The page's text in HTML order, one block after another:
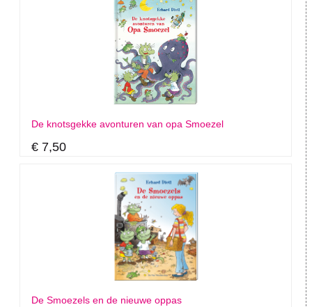
De knotsgekke avonturen van opa Smoezel
€ 7,50
De Smoezels en de nieuwe oppas